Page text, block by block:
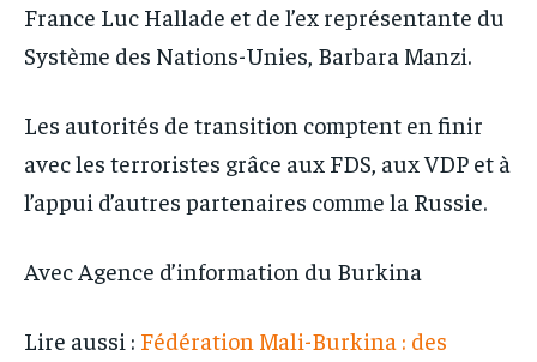
France Luc Hallade et de l’ex représentante du
Système des Nations-Unies, Barbara Manzi.
Les autorités de transition comptent en finir
avec les terroristes grâce aux FDS, aux VDP et à
l’appui d’autres partenaires comme la Russie.
Avec Agence d’information du Burkina
Lire aussi : Fédération Mali-Burkina : des